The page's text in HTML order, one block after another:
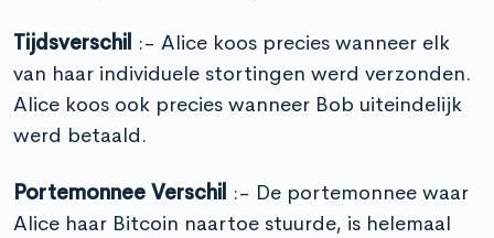
Tijdsverschil :- Alice koos precies wanneer elk
van haar individuele stortingen werd verzonden.
Alice koos ook precies wanneer Bob uiteindelijk
werd betaald.
Portemonnee Verschil :- De portemonnee waar
Alice haar Bitcoin naartoe stuurde, is helemaal